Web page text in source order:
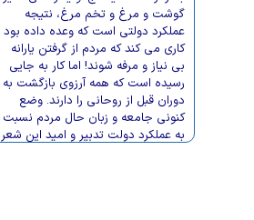
گوشت و مرغ و تخم مرغ، نتیجه
عملکرد دولتی است که وعده داده بود
کاری می کند که مردم از گرفتن یارانه
بی نیاز و مرفه شوند! اما کار به جایی
رسیده است که همه آرزوی بازگشت به
دوران قبل از روحانی را دارند. وضع
کنونی جامعه و زبان حال مردم نسبت
به عملکرد دولت تدبیر و امید این شعر